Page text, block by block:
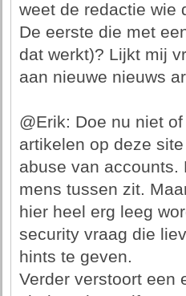
weet de redactie wie
De eerste die met
dat werkt)? Lijkt mij
aan nieuwe nieuws
@Erik: Doe nu niet
artikelen op deze
abuse van accounts.
mens tussen zit.
hier heel erg leeg
security vraag die
hints te geven.
Verder verstoort een